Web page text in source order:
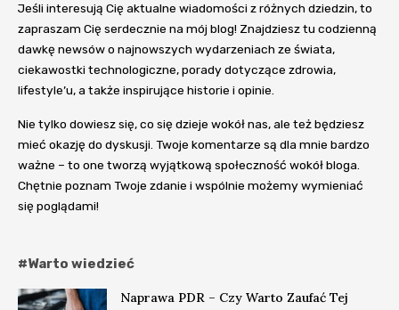
Jeśli interesują Cię aktualne wiadomości z różnych dziedzin, to
zapraszam Cię serdecznie na mój blog! Znajdziesz tu codzienną
dawkę newsów o najnowszych wydarzeniach ze świata,
ciekawostki technologiczne, porady dotyczące zdrowia,
lifestyle’u, a także inspirujące historie i opinie.
Nie tylko dowiesz się, co się dzieje wokół nas, ale też będziesz
mieć okazję do dyskusji. Twoje komentarze są dla mnie bardzo
ważne – to one tworzą wyjątkową społeczność wokół bloga.
Chętnie poznam Twoje zdanie i wspólnie możemy wymieniać
się poglądami!
#Warto wiedzieć
Naprawa PDR – Czy Warto Zaufać Tej